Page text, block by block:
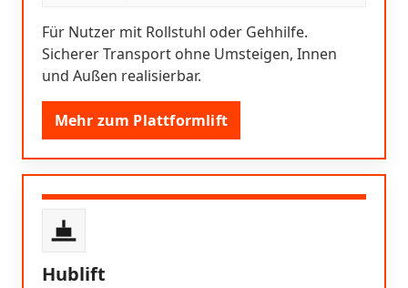
Für Nutzer mit Rollstuhl oder Gehhilfe.
Sicherer Transport ohne Umsteigen, Innen
und Außen realisierbar.
Mehr zum Plattformlift
Hublift